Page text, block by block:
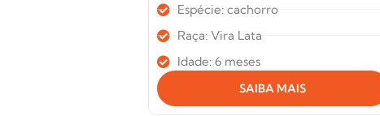
Espécie: cachorro
Raça: Vira Lata
Idade: 6 meses
SAIBA MAIS